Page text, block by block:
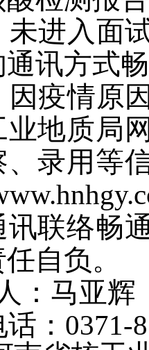
未进入面
讯方式
因疫情原
业地质局
、录用等
讯联络畅
自负。
：马亚辉
：0371-